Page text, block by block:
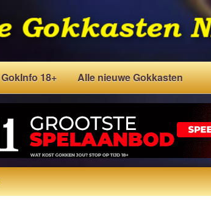
GokInfo 18+ Alle nieuwe Gokkasten